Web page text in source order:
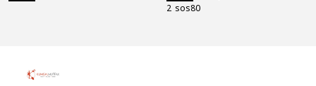
2 sos80